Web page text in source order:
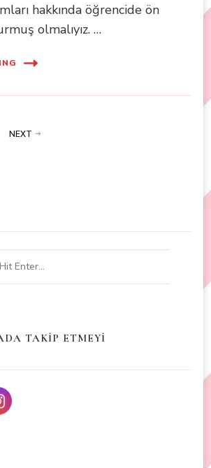
hakkında öğrencide ön
olmalıyız. …
NEXT
TAKİP ETMEYİ